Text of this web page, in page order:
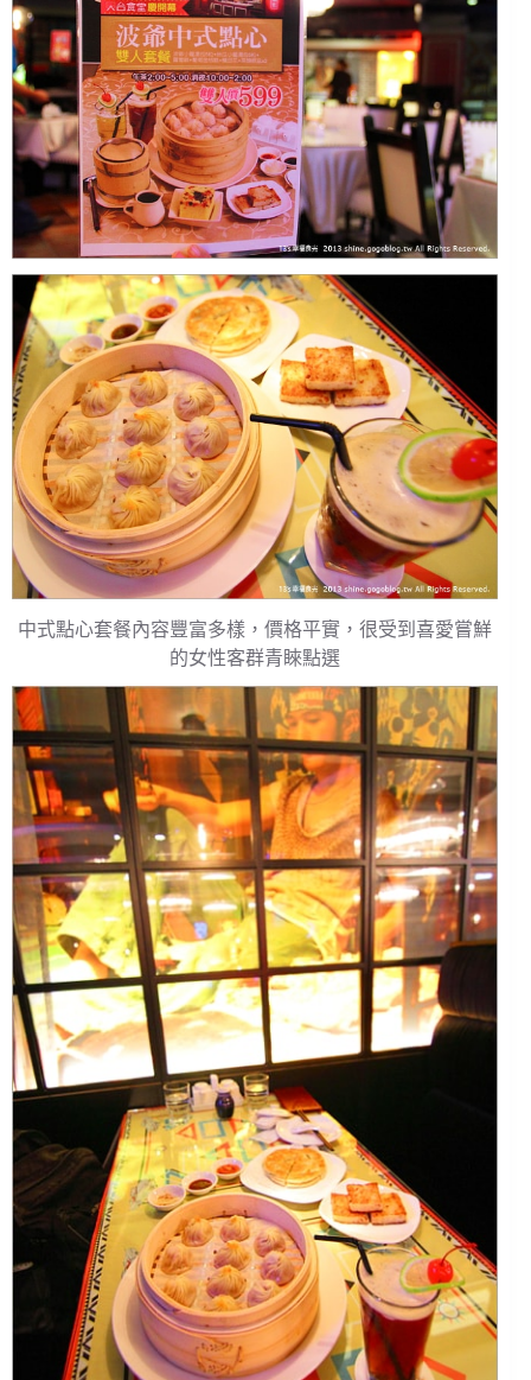
中式點心套餐內容豐富多樣，價格平實，很受到喜愛嘗鮮
的女性客群青睞點選